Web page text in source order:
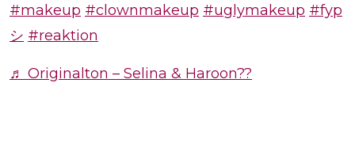
#makeup #clownmakeup #uglymakeup #fyp
シ #reaktion
♬ Originalton – Selina & Haroon??